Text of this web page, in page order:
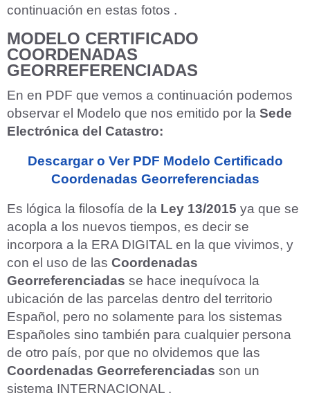
continuación en estas fotos .
MODELO CERTIFICADO
COORDENADAS
GEORREFERENCIADAS
En en PDF que vemos a continuación podemos
observar el Modelo que nos emitido por la Sede
Electrónica del Catastro:
Descargar o Ver PDF Modelo Certificado
Coordenadas Georreferenciadas
Es lógica la filosofía de la Ley 13/2015 ya que se
acopla a los nuevos tiempos, es decir se
incorpora a la ERA DIGITAL en la que vivimos, y
con el uso de las Coordenadas
Georreferenciadas se hace inequívoca la
ubicación de las parcelas dentro del territorio
Español, pero no solamente para los sistemas
Españoles sino también para cualquier persona
de otro país, por que no olvidemos que las
Coordenadas Georreferenciadas son un
sistema INTERNACIONAL .